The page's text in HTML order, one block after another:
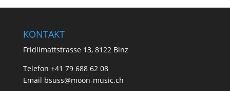
KONTAKT
Fridlimattstrasse 13, 8122 Binz
Telefon +41 79 688 62 08
Email bsuss@moon-music.ch